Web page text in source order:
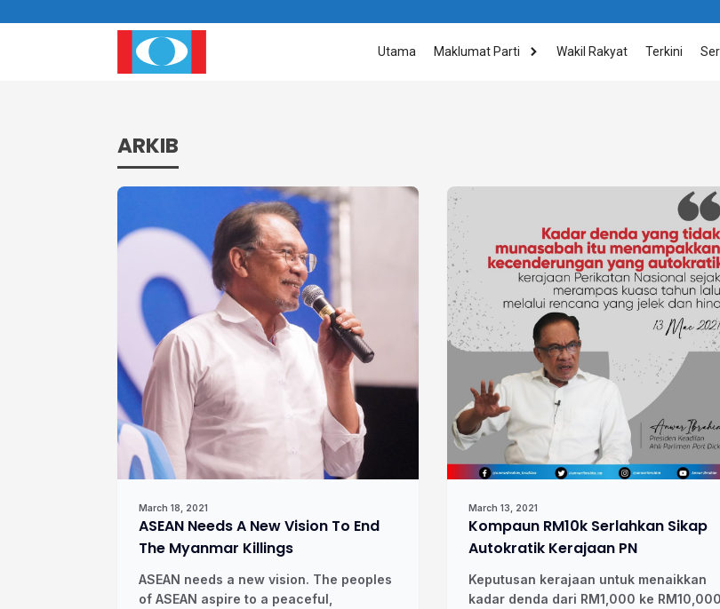
Utama Maklumat Parti Wakil Rakyat Terkini
ARKIB
March 18, 2021
ASEAN Needs A New Vision To End
The Myanmar Killings
ASEAN needs a new vision. The peoples
of ASEAN aspire to a peaceful,
March 13, 2021
Kompaun RM10k Serlahkan Sikap
Autokratik Kerajaan PN
Keputusan kerajaan untuk menaikkan
kadar denda dari RM1,000 ke RM10,000